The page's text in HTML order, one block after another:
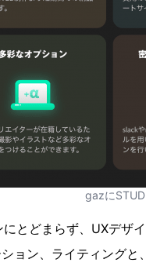
gazに
にとどまらず、UXデザ
ョン、ライティング